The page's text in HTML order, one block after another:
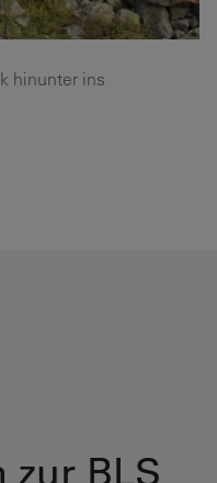
hinunter ins
zur BLS